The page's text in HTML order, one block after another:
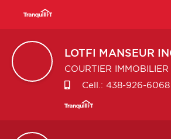
LOTFI MANSEUR
COURTIER
Cell.: 438-926-6068